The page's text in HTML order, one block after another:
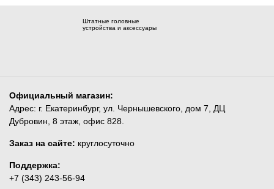
Штатные головные
устройства и аксессуары
Официальный магазин:
Адрес: г. Екатеринбург, ул. Чернышевского, дом 7, ДЦ
Дубровин, 8 этаж, офис 828.
Заказ на сайте: круглосуточно
Поддержка:
+7 (343) 243-56-94